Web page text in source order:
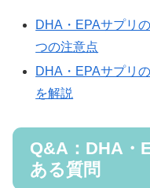
DHA・EPAサプリ
つの注意点
DHA・EPAサプリ
を解説
Q&A：DHA・
ある質問